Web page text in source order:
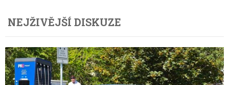
NEJŽIVĚJŠÍ DISKUZE